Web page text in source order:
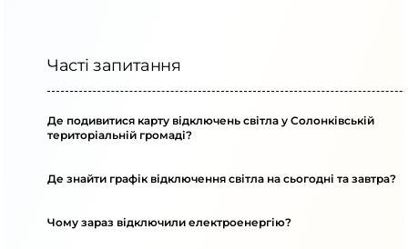
Часті запитання
Де подивитися карту відключень світла у Солонківській
територіальній громаді?
Де знайти графік відключення світла на сьогодні та завтра?
Чому зараз відключили електроенергію?